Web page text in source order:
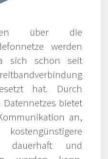
über die
werden
sich schon seit
hat. Durch
bietet
an,
dauerhaft und